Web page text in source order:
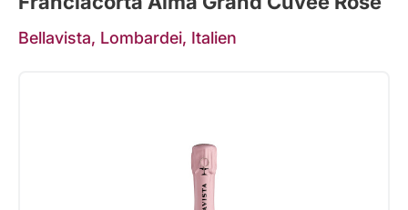
Bellavista, Lombardei, Italien